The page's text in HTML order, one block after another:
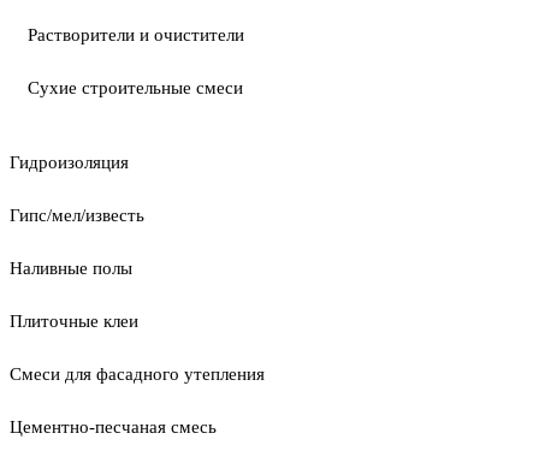
Растворители и очистители
Сухие строительные смеси
Гидроизоляция
Гипс/мел/известь
Наливные полы
Плиточные клеи
Смеси для фасадного утепления
Цементно-песчаная смесь